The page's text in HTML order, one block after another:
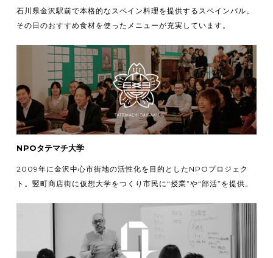
石川県金沢駅前で本格的なスペイン料理を提供するスペインバル。
その日のおすすめ食材を使ったメニューが充実しています。
NPOタテマチ大学
2009年に金沢中心市街地の活性化を目的としたNPOプロジェク
ト。竪町商店街に仮想大学をつくり市民に“授業”や“部活”を提供。